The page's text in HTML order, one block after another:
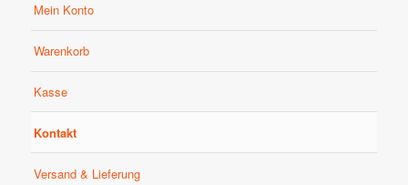
Mein Konto
Warenkorb
Kasse
Kontakt
Versand & Lieferung